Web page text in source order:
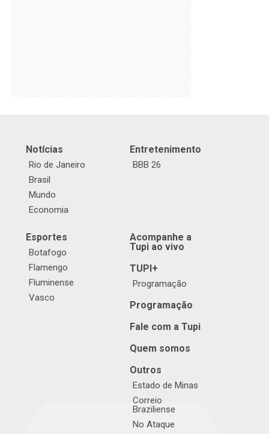
Notícias
Rio de Janeiro
Brasil
Mundo
Economia
Entretenimento
BBB 26
Esportes
Botafogo
Flamengo
Fluminense
Vasco
Acompanhe a
Tupi ao vivo
TUPI+
Programação
Programação
Fale com a Tupi
Quem somos
Outros
Estado de Minas
Correio
Braziliense
No Ataque